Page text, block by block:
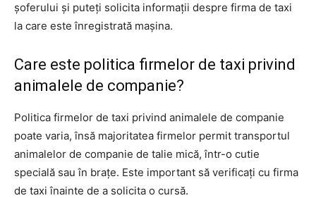
șoferului și puteți solicita informații despre firma de taxi
la care este înregistrată mașina.
Care este politica firmelor de taxi privind
animalele de companie?
Politica firmelor de taxi privind animalele de companie
poate varia, însă majoritatea firmelor permit transportul
animalelor de companie de talie mică, într-o cutie
specială sau în brațe. Este important să verificați cu firma
de taxi înainte de a solicita o cursă.